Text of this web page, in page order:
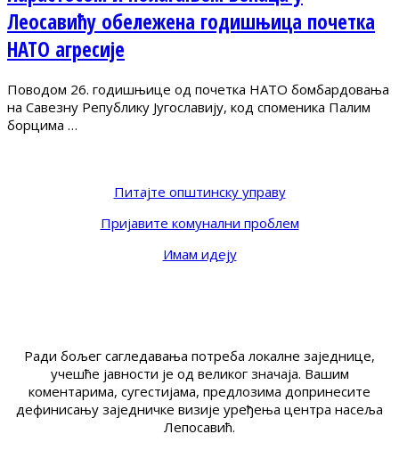
Леосавићу обележена годишњица почетка
НАТО агресије
Поводом 26. годишњице од почетка НАТО бомбардовања
на Савезну Републику Југославију, код споменика Палим
борцима …
Питајте општинску управу
Пријавите комунални проблем
Имам идеју
Ради бољег сагледавања потреба локалне заједнице,
учешће јавности је од великог значаја. Вашим
коментарима, сугестијама, предлозима допринесите
дефинисању заједничке визије уређења центра насеља
Лепосавић.